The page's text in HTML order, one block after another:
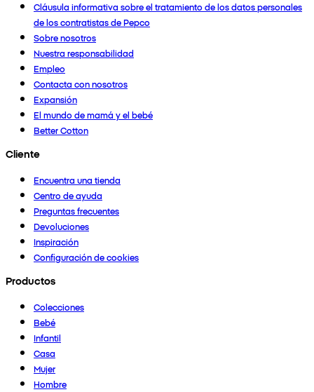
Cláusula informativa sobre el tratamiento de los datos personales
de los contratistas de Pepco
Sobre nosotros
Nuestra responsabilidad
Empleo
Contacta con nosotros
Expansión
El mundo de mamá y el bebé
Better Cotton
Cliente
Encuentra una tienda
Centro de ayuda
Preguntas frecuentes
Devoluciones
Inspiración
Configuración de cookies
Productos
Colecciones
Bebé
Infantil
Casa
Mujer
Hombre